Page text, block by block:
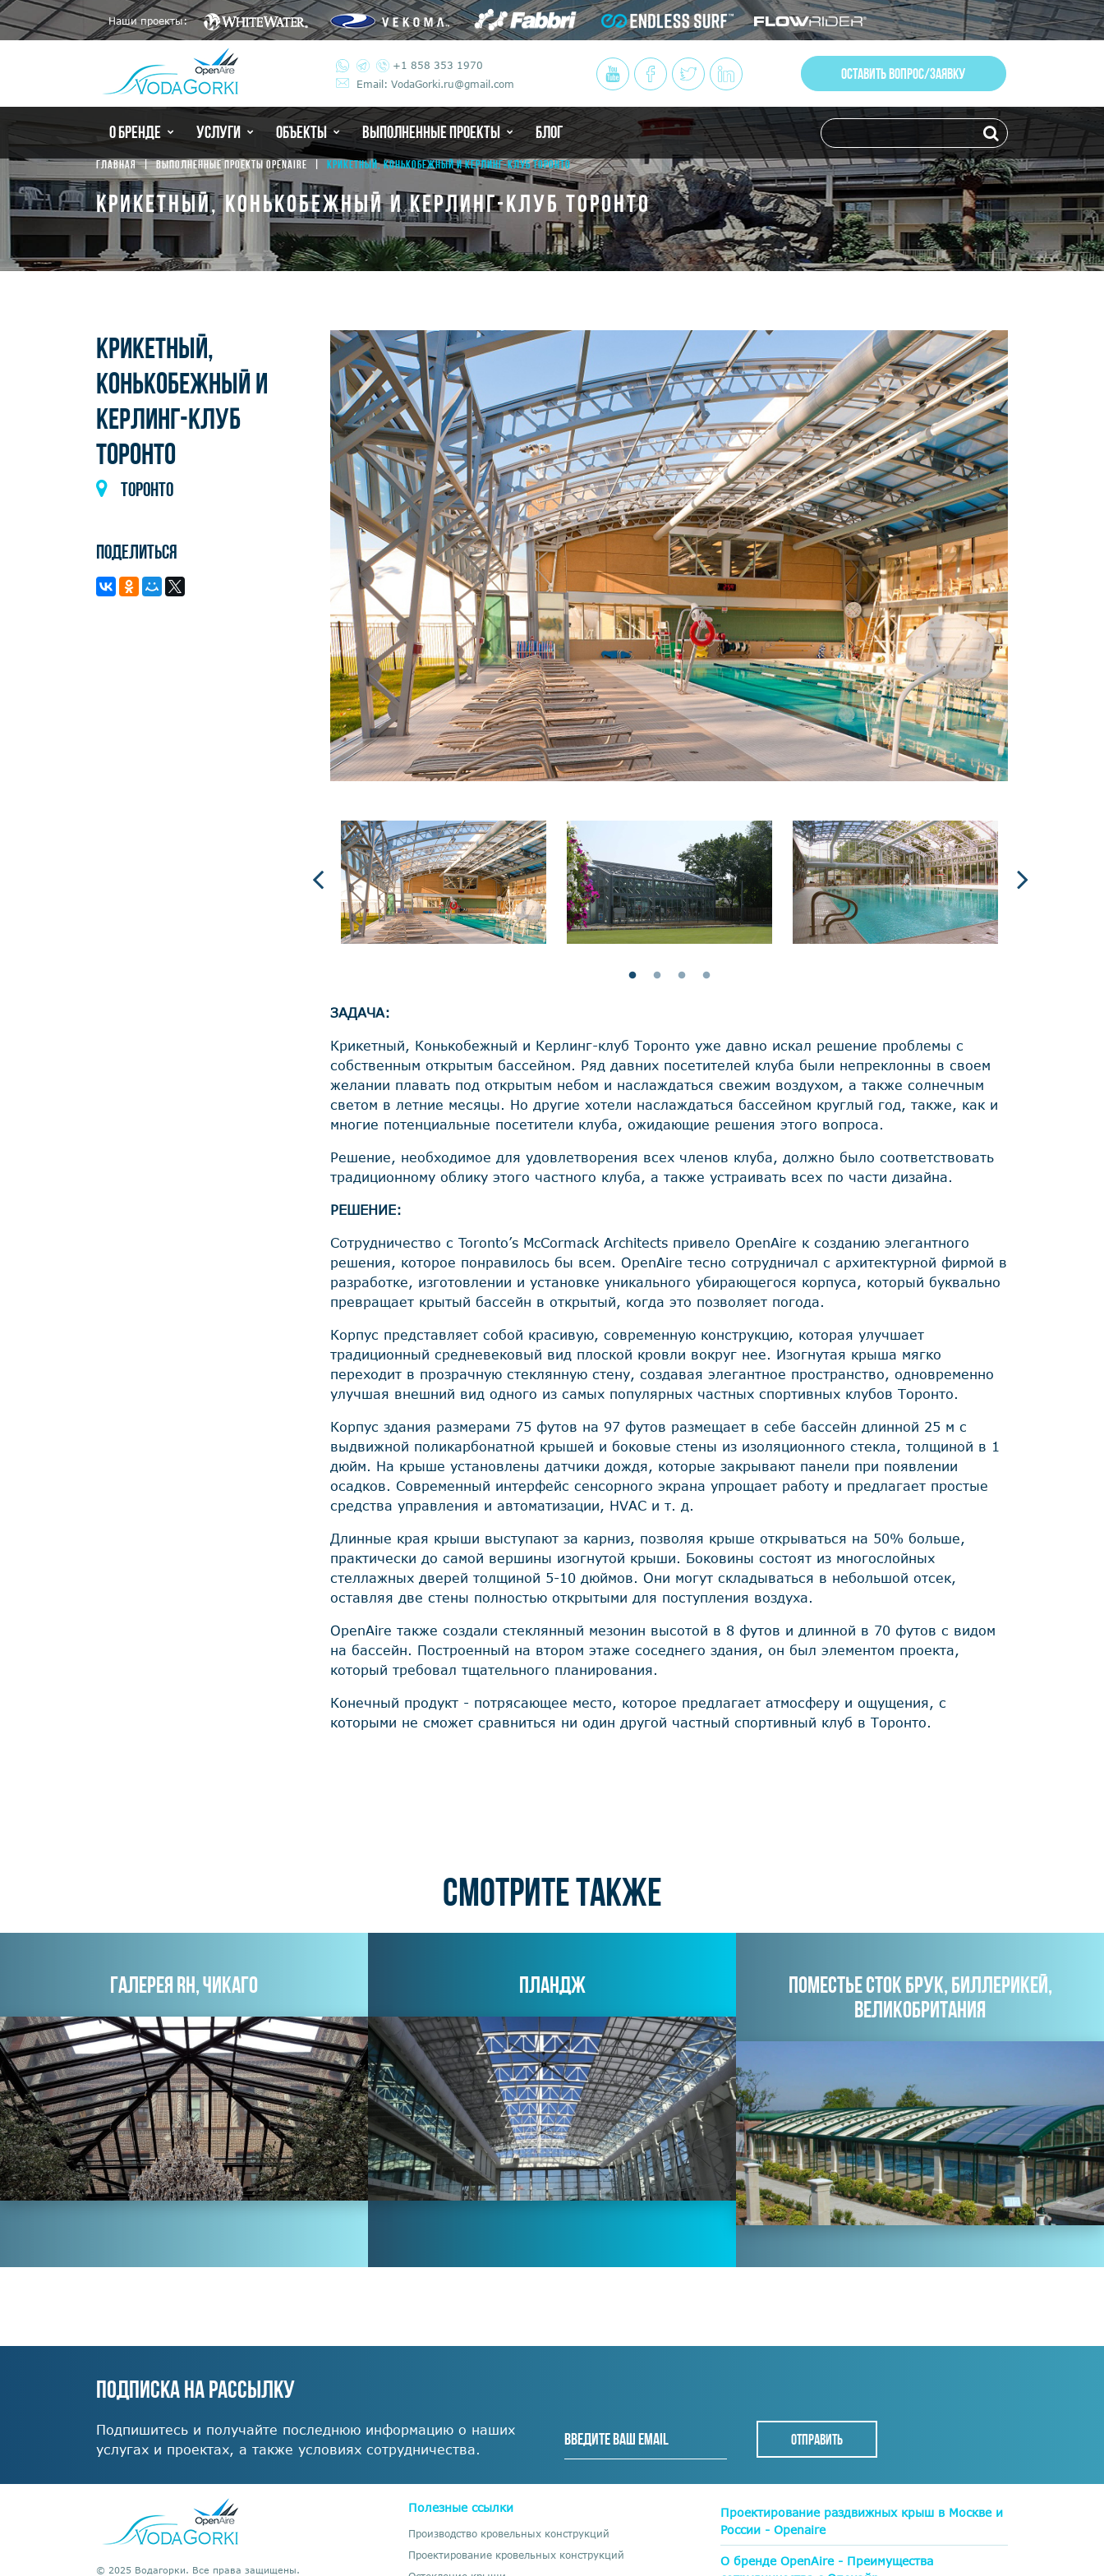
Наши проекты:
+1 858 353 1970
Email: VodaGorki.ru@gmail.com
ОСТАВИТЬ ВОПРОС/ЗАЯВКУ
О БРЕНДЕ УСЛУГИ ОБЪЕКТЫ ВЫПОЛНЕННЫЕ ПРОЕКТЫ БЛОГ
ГЛАВНАЯ ВЫПОЛНЕННЫЕ ПРОЕКТЫ OPENAIRE КРИКЕТНЫЙ, КОНЬКОБЕЖНЫЙ И КЕРЛИНГ-КЛУБ ТОРОНТО
КРИКЕТНЫЙ, КОНЬКОБЕЖНЫЙ И КЕРЛИНГ-КЛУБ ТОРОНТО
КРИКЕТНЫЙ,
КОНЬКОБЕЖНЫЙ И
КЕРЛИНГ-КЛУБ
ТОРОНТО
Торонто
Поделиться
ЗАДАЧА:
Крикетный, Конькобежный и Керлинг-клуб Торонто уже давно искал решение проблемы с
собственным открытым бассейном. Ряд давних посетителей клуба были непреклонны в своем
желании плавать под открытым небом и наслаждаться свежим воздухом, а также солнечным
светом в летние месяцы. Но другие хотели наслаждаться бассейном круглый год, также, как и
многие потенциальные посетители клуба, ожидающие решения этого вопроса.
Решение, необходимое для удовлетворения всех членов клуба, должно было соответствовать
традиционному облику этого частного клуба, а также устраивать всех по части дизайна.
РЕШЕНИЕ:
Сотрудничество с Toronto’s McCormack Architects привело OpenAire к созданию элегантного
решения, которое понравилось бы всем. OpenAire тесно сотрудничал с архитектурной фирмой в
разработке, изготовлении и установке уникального убирающегося корпуса, который буквально
превращает крытый бассейн в открытый, когда это позволяет погода.
Корпус представляет собой красивую, современную конструкцию, которая улучшает
традиционный средневековый вид плоской кровли вокруг нее. Изогнутая крыша мягко
переходит в прозрачную стеклянную стену, создавая элегантное пространство, одновременно
улучшая внешний вид одного из самых популярных частных спортивных клубов Торонто.
Корпус здания размерами 75 футов на 97 футов размещает в себе бассейн длинной 25 м с
выдвижной поликарбонатной крышей и боковые стены из изоляционного стекла, толщиной в 1
дюйм. На крыше установлены датчики дождя, которые закрывают панели при появлении
осадков. Современный интерфейс сенсорного экрана упрощает работу и предлагает простые
средства управления и автоматизации, HVAC и т. д.
Длинные края крыши выступают за карниз, позволяя крыше открываться на 50% больше,
практически до самой вершины изогнутой крыши. Боковины состоят из многослойных
стеллажных дверей толщиной 5-10 дюймов. Они могут складываться в небольшой отсек,
оставляя две стены полностью открытыми для поступления воздуха.
OpenAire также создали стеклянный мезонин высотой в 8 футов и длинной в 70 футов с видом
на бассейн. Построенный на втором этаже соседнего здания, он был элементом проекта,
который требовал тщательного планирования.
Конечный продукт - потрясающее место, которое предлагает атмосферу и ощущения, с
которыми не сможет сравниться ни один другой частный спортивный клуб в Торонто.
СМОТРИТЕ ТАКЖЕ
ГАЛЕРЕЯ RH, ЧИКАГО ПЛАНДЖ
ПОМЕСТЬЕ СТОК БРУК, БИЛЛЕРИКЕЙ,
ВЕЛИКОБРИТАНИЯ
ПОДПИСКА НА РАССЫЛКУ
Подпишитесь и получайте последнюю информацию о наших
услугах и проектах, а также условиях сотрудничества.
© 2025 Водагорки. Все права защищены.
Полезные ссылки
Производство кровельных конструкций
Проектирование кровельных конструкций
Проектирование раздвижных крыш в Москве и
России - Openaire
О бренде OpenAire - Преимущества